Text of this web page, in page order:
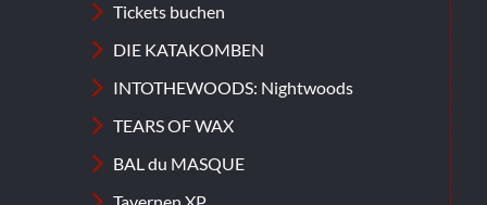
Tickets buchen
DIE KATAKOMBEN
INTOTHEWOODS: Nightwoods
TEARS OF WAX
BAL du MASQUE